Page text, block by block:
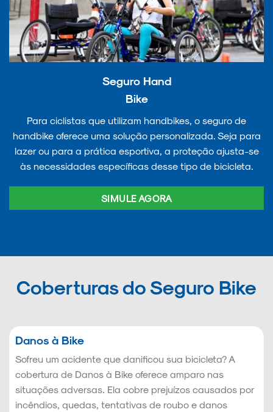
Seguro Hand
Bike
Para ciclistas que utilizam handbikes, o seguro de
handbike oferece uma solução personalizada. Seja para
lazer ou para a prática esportiva, a proteção ajusta-se
às necessidades específicas desse tipo de bicicleta.
SIMULE AGORA
Coberturas do Seguro Bike
Danos à Bike
Sofreu um acidente que danificou sua bicicleta? A
cobertura de Danos à Bike oferece amparo nas
situações adversas. Ela cobre prejuízos causados por
incêndios, quedas, tentativas de roubo e danos